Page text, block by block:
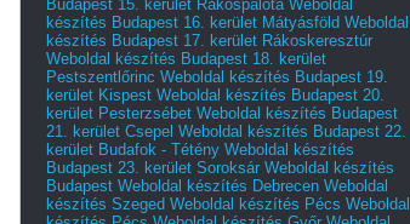
Budapest 15. kerület Rákospalota Weboldal
készítés Budapest 16. kerület Mátyásföld Weboldal
készítés Budapest 17. kerület Rákoskeresztúr
Weboldal készítés Budapest 18. kerület
Pestszentlőrinc Weboldal készítés Budapest 19.
kerület Kispest Weboldal készítés Budapest 20.
kerület Pesterzsébet Weboldal készítés Budapest
21. kerület Csepel Weboldal készítés Budapest 22.
kerület Budafok - Tétény Weboldal készítés
Budapest 23. kerület Soroksár Weboldal készítés
Budapest Weboldal készítés Debrecen Weboldal
készítés Szeged Weboldal készítés Pécs Weboldal